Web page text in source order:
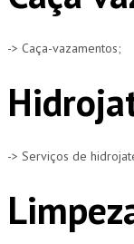
-> Caça-vazamentos;
-> Serviços de